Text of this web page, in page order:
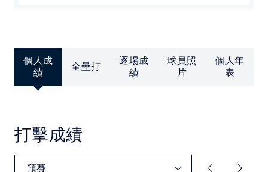
中華民國大專院校體育總會
個人成
績
全壘打
逐場成
績
球員照
片
個人年
表
打擊成績